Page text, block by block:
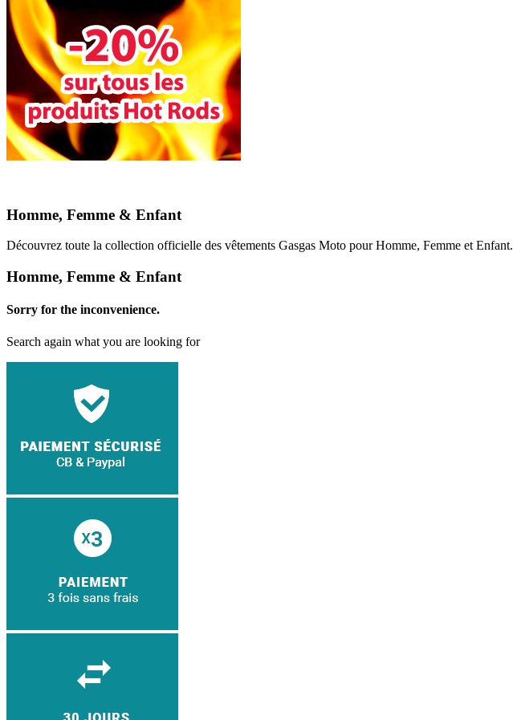
Homme, Femme & Enfant
Découvrez toute la collection officielle des vêtements Gasgas Moto pour Homme, Femme et Enfant.
Homme, Femme & Enfant
Sorry for the inconvenience.
Search again what you are looking for